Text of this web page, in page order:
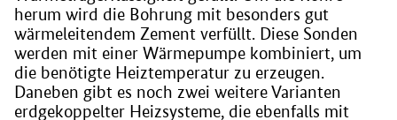
herum wird die Bohrung mit besonders gut
wärmeleitendem Zement verfüllt. Diese Sonden
werden mit einer Wärmepumpe kombiniert, um
die benötigte Heiztemperatur zu erzeugen.
Daneben gibt es noch zwei weitere Varianten
erdgekoppelter Heizsysteme, die ebenfalls mit